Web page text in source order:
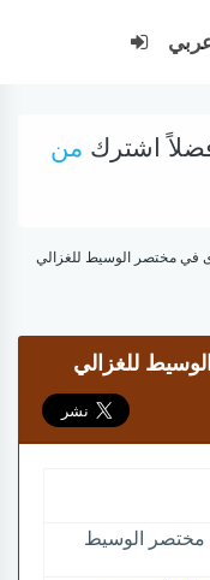
اشترك من
في مختصر الوسيط للغزالي
للغزالي
مختصر الوسيط